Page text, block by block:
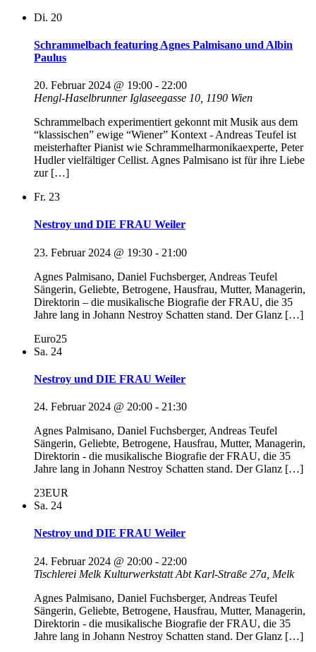
Di. 20
Schrammelbach featuring Agnes Palmisano und Albin
Paulus
20. Februar 2024 @ 19:00 - 22:00
Hengl-Haselbrunner Iglaseegasse 10, 1190 Wien
Schrammelbach experimentiert gekonnt mit Musik aus dem
“klassischen” ewige “Wiener” Kontext - Andreas Teufel ist
meisterhafter Pianist wie Schrammelharmonikaexperte, Peter
Hudler vielfältiger Cellist. Agnes Palmisano ist für ihre Liebe
zur […]
Fr. 23
Nestroy und DIE FRAU Weiler
23. Februar 2024 @ 19:30 - 21:00
Agnes Palmisano, Daniel Fuchsberger, Andreas Teufel
Sängerin, Geliebte, Betrogene, Hausfrau, Mutter, Managerin,
Direktorin – die musikalische Biografie der FRAU, die 35
Jahre lang in Johann Nestroy Schatten stand. Der Glanz […]
Euro25
Sa. 24
Nestroy und DIE FRAU Weiler
24. Februar 2024 @ 20:00 - 21:30
Agnes Palmisano, Daniel Fuchsberger, Andreas Teufel
Sängerin, Geliebte, Betrogene, Hausfrau, Mutter, Managerin,
Direktorin - die musikalische Biografie der FRAU, die 35
Jahre lang in Johann Nestroy Schatten stand. Der Glanz […]
23EUR
Sa. 24
Nestroy und DIE FRAU Weiler
24. Februar 2024 @ 20:00 - 22:00
Tischlerei Melk KulturwerkstattAbt Karl-Straße 27a, Melk
Agnes Palmisano, Daniel Fuchsberger, Andreas Teufel
Sängerin, Geliebte, Betrogene, Hausfrau, Mutter, Managerin,
Direktorin - die musikalische Biografie der FRAU, die 35
Jahre lang in Johann Nestroy Schatten stand. Der Glanz […]